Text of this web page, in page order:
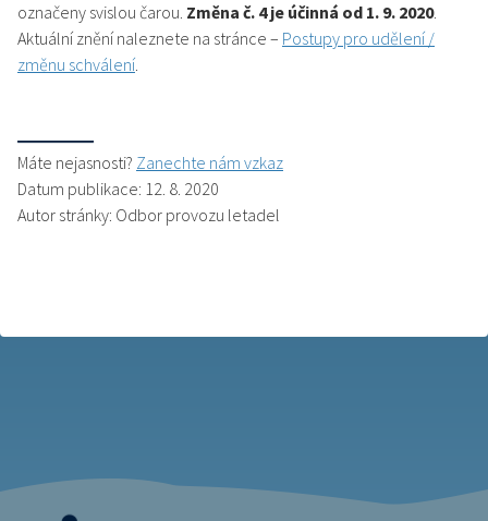
označeny svislou čarou. Změna č. 4 je účinná od 1. 9. 2020.
Aktuální znění naleznete na stránce – Postupy pro udělení /
změnu schválení.
Máte nejasnosti? Zanechte nám vzkaz
Datum publikace: 12. 8. 2020
Autor stránky: Odbor provozu letadel